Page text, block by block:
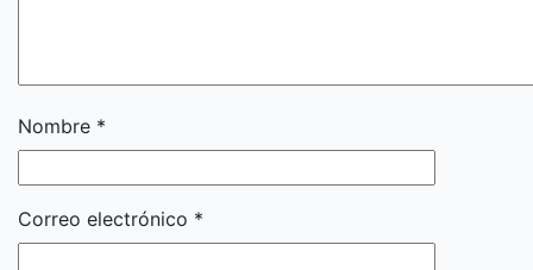
Nombre *
Correo electrónico *